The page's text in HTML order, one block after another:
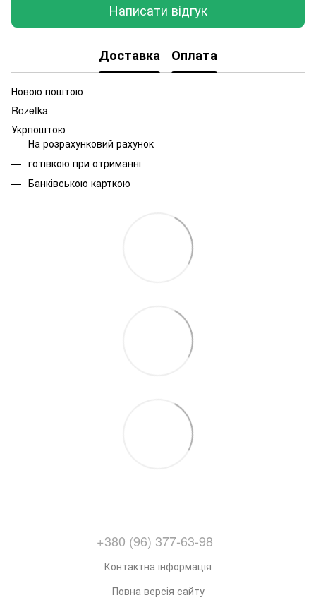
Написати відгук
Доставка Оплата
Новою поштою
Rozetka
Укрпоштою
На розрахунковий рахунок
готівкою при отриманні
Банківською карткою
+380 (96) 377-63-98
Контактна інформація
Повна версія сайту